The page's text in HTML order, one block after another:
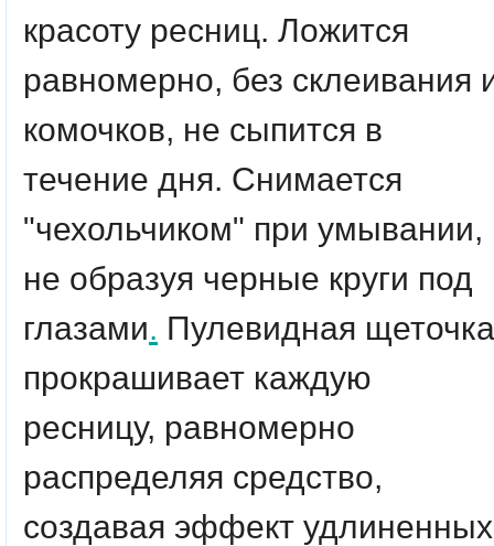
красоту ресниц. Ложится
равномерно, без склеивания
комочков, не сыпится в
течение дня. Снимается
"чехольчиком" при умывании,
не образуя черные круги под
глазами. Пулевидная щеточка
прокрашивает каждую
ресницу, равномерно
распределяя средство,
создавая эффект удлиненных